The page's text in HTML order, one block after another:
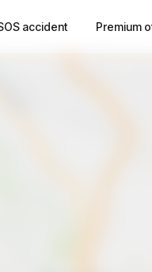
accident Premium